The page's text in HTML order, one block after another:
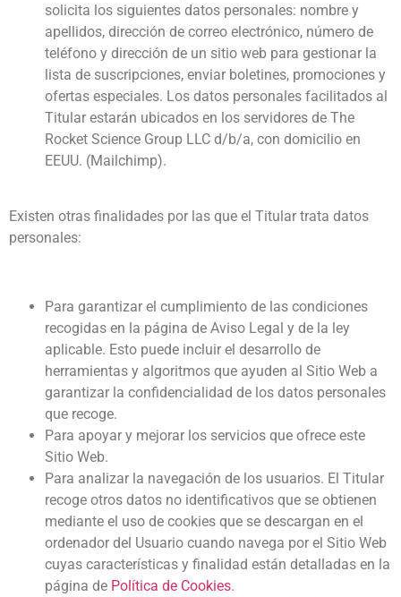
solicita los siguientes datos personales: nombre y
apellidos, dirección de correo electrónico, número de
teléfono y dirección de un sitio web para gestionar la
lista de suscripciones, enviar boletines, promociones y
ofertas especiales. Los datos personales facilitados al
Titular estarán ubicados en los servidores de The
Rocket Science Group LLC d/b/a, con domicilio en
EEUU. (Mailchimp).
Existen otras finalidades por las que el Titular trata datos
personales:
Para garantizar el cumplimiento de las condiciones
recogidas en la página de Aviso Legal y de la ley
aplicable. Esto puede incluir el desarrollo de
herramientas y algoritmos que ayuden al Sitio Web a
garantizar la confidencialidad de los datos personales
que recoge.
Para apoyar y mejorar los servicios que ofrece este
Sitio Web.
Para analizar la navegación de los usuarios. El Titular
recoge otros datos no identificativos que se obtienen
mediante el uso de cookies que se descargan en el
ordenador del Usuario cuando navega por el Sitio Web
cuyas características y finalidad están detalladas en la
página de Política de Cookies.